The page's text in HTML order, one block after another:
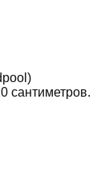
сантиметров.